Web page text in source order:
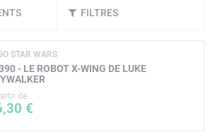
FILTRES
STAR WARS
- LE ROBOT X-WING DE LUKE
de
€